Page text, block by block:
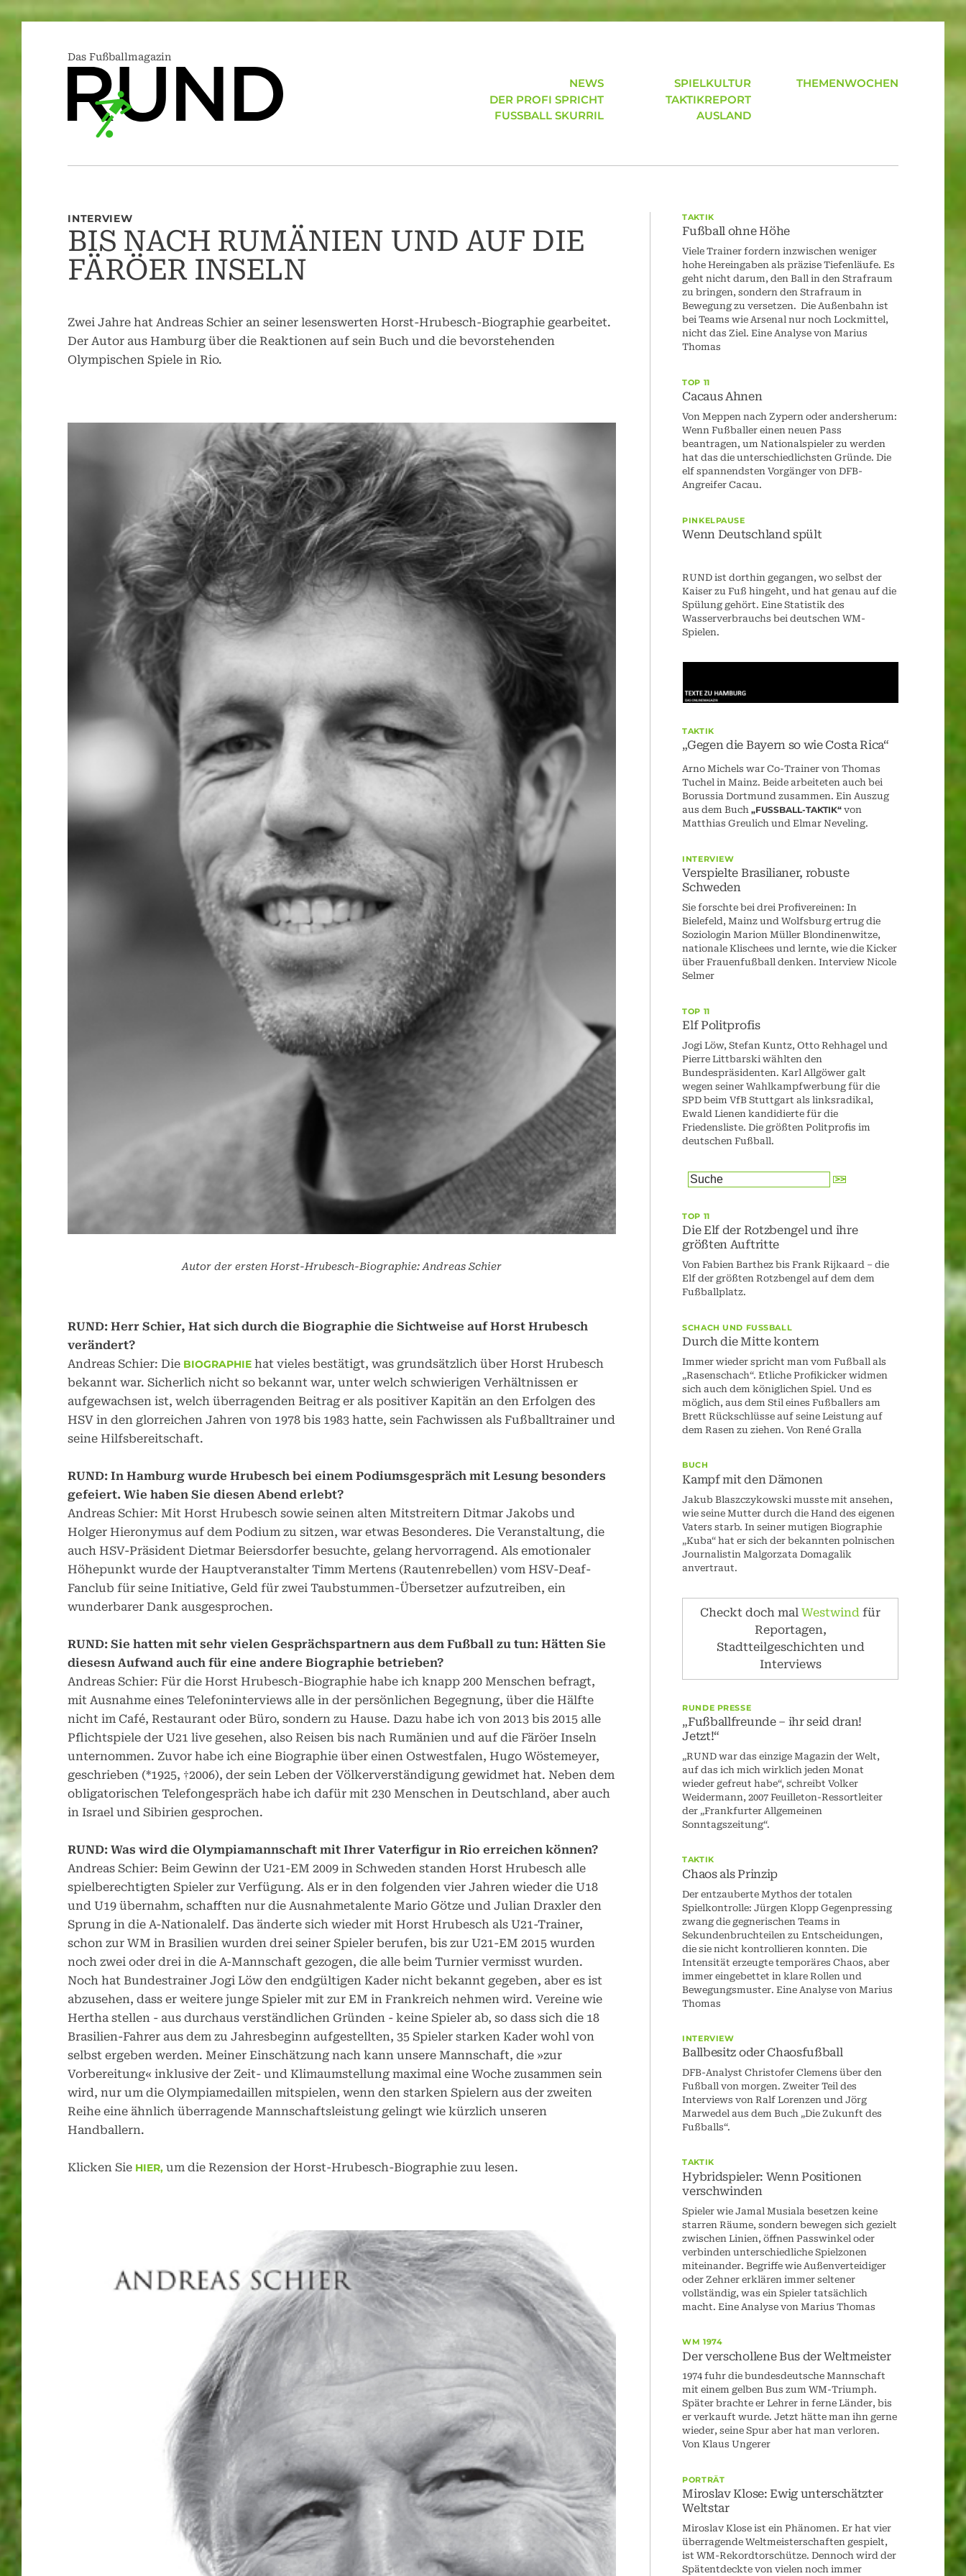
Das Fußballmagazin
NEWS
DER PROFI SPRICHT
FUSSBALL SKURRIL
SPIELKULTUR
TAKTIKREPORT
AUSLAND
THEMENWOCHEN
INTERVIEW
BIS NACH RUMÄNIEN UND AUF DIE
FÄRÖER INSELN
Zwei Jahre hat Andreas Schier an seiner lesenswerten Horst-Hrubesch-Biographie gearbeitet.
Der Autor aus Hamburg über die Reaktionen auf sein Buch und die bevorstehenden
Olympischen Spiele in Rio.
Autor der ersten Horst-Hrubesch-Biographie: Andreas Schier
RUND:Herr Schier, Hat sich durch die Biographie die Sichtweise auf Horst Hrubesch
verändert?
Andreas Schier: Die BIOGRAPHIEhat vieles bestätigt, was grundsätzlich über Horst Hrubesch
bekannt war. Sicherlich nicht so bekannt war, unter welch schwierigen Verhältnissen er
aufgewachsen ist, welch überragenden Beitrag er als positiver Kapitän an den Erfolgen des
HSV in den glorreichen Jahren von 1978 bis 1983 hatte, sein Fachwissen als Fußballtrainer und
seine Hilfsbereitschaft.
RUND:In Hamburg wurde Hrubesch bei einem Podiumsgespräch mit Lesung besonders
gefeiert. Wie haben Sie diesen Abend erlebt?
Andreas Schier: Mit Horst Hrubesch sowie seinen alten Mitstreitern Ditmar Jakobs und
Holger Hieronymus auf dem Podium zu sitzen, war etwas Besonderes. Die Veranstaltung, die
auch HSV-Präsident Dietmar Beiersdorfer besuchte, gelang hervorragend. Als emotionaler
Höhepunkt wurde der Hauptveranstalter Timm Mertens (Rautenrebellen) vom HSV-Deaf-
Fanclub für seine Initiative, Geld für zwei Taubstummen-Übersetzer aufzutreiben, ein
wunderbarer Dank ausgesprochen.
RUND:Sie hatten mit sehr vielen Gesprächspartnern aus dem Fußball zu tun: Hätten Sie
diesesn Aufwand auch für eine andere Biographie betrieben?
Andreas Schier: Für die Horst Hrubesch-Biographie habe ich knapp 200 Menschen befragt,
mit Ausnahme eines Telefoninterviews alle in der persönlichen Begegnung, über die Hälfte
nicht im Café, Restaurant oder Büro, sondern zu Hause. Dazu habe ich von 2013 bis 2015 alle
Pflichtspiele der U21 live gesehen, also Reisen bis nach Rumänien und auf die Färöer Inseln
unternommen. Zuvor habe ich eine Biographie über einen Ostwestfalen, Hugo Wöstemeyer,
geschrieben (*1925, †2006), der sein Leben der Völkerverständigung gewidmet hat. Neben dem
obligatorischen Telefongespräch habe ich dafür mit 230 Menschen in Deutschland, aber auch
in Israel und Sibirien gesprochen.
RUND:Was wird die Olympiamannschaft mit Ihrer Vaterfigur in Rio erreichen können?
Andreas Schier: Beim Gewinn der U21-EM 2009 in Schweden standen Horst Hrubesch alle
spielberechtigten Spieler zur Verfügung. Als er in den folgenden vier Jahren wieder die U18
und U19 übernahm, schafften nur die Ausnahmetalente Mario Götze und Julian Draxler den
Sprung in die A-Nationalelf. Das änderte sich wieder mit Horst Hrubesch als U21-Trainer,
schon zur WM in Brasilien wurden drei seiner Spieler berufen, bis zur U21-EM 2015 wurden
noch zwei oder drei in die A-Mannschaft gezogen, die alle beim Turnier vermisst wurden.
Noch hat Bundestrainer Jogi Löw den endgültigen Kader nicht bekannt gegeben, aber es ist
abzusehen, dass er weitere junge Spieler mit zur EM in Frankreich nehmen wird. Vereine wie
Hertha stellen - aus durchaus verständlichen Gründen - keine Spieler ab, so dass sich die 18
Brasilien-Fahrer aus dem zu Jahresbeginn aufgestellten, 35 Spieler starken Kader wohl von
selbst ergeben werden. Meiner Einschätzung nach kann unsere Mannschaft, die »zur
Vorbereitung« inklusive der Zeit- und Klimaumstellung maximal eine Woche zusammen sein
wird, nur um die Olympiamedaillen mitspielen, wenn den starken Spielern aus der zweiten
Reihe eine ähnlich überragende Mannschaftsleistung gelingt wie kürzlich unseren
Handballern.
Klicken Sie HIER, um die Rezension der Horst-Hrubesch-Biographie zuu lesen.
TAKTIK
Fußball ohne Höhe
Viele Trainer fordern inzwischen weniger
hohe Hereingaben als präzise Tiefenläufe. Es
geht nicht darum, den Ball in den Strafraum
zu bringen, sondern den Strafraum in
Bewegung zu versetzen. Die Außenbahn ist
bei Teams wie Arsenal nur noch Lockmittel,
nicht das Ziel. Eine Analyse von Marius
Thomas
TOP 11
Cacaus Ahnen
Von Meppen nach Zypern oder andersherum:
Wenn Fußballer einen neuen Pass
beantragen, um Nationalspieler zu werden
hat das die unterschiedlichsten Gründe. Die
elf spannendsten Vorgänger von DFB-
Angreifer Cacau.
PINKELPAUSE
Wenn Deutschland spült
RUND ist dorthin gegangen, wo selbst der
Kaiser zu Fuß hingeht, und hat genau auf die
Spülung gehört. Eine Statistik des
Wasserverbrauchs bei deutschen WM-
Spielen.
TAKTIK
„Gegen die Bayern so wie Costa Rica“
Arno Michels war Co-Trainer von Thomas
Tuchel in Mainz. Beide arbeiteten auch bei
Borussia Dortmund zusammen. Ein Auszug
aus dem Buch„FUSSBALL-TAKTIK“ von
Matthias Greulich und Elmar Neveling.
INTERVIEW
Verspielte Brasilianer, robuste
Schweden
Sie forschte bei drei Profivereinen: In
Bielefeld, Mainz und Wolfsburg ertrug die
Soziologin Marion Müller Blondinenwitze,
nationale Klischees und lernte, wie die Kicker
über Frauenfußball denken. Interview Nicole
Selmer
TOP 11
Elf Politprofis
Jogi Löw, Stefan Kuntz, Otto Rehhagel und
Pierre Littbarski wählten den
Bundespräsidenten. Karl Allgöwer galt
wegen seiner Wahlkampfwerbung für die
SPD beim VfB Stuttgart als linksradikal,
Ewald Lienen kandidierte für die
Friedensliste. Die größten Politprofis im
deutschen Fußball.
TOP 11
Die Elf der Rotzbengel und ihre
größten Auftritte
Von Fabien Barthez bis Frank Rijkaard – die
Elf der größten Rotzbengel auf dem dem
Fußballplatz.
SCHACH UND FUSSBALL
Durch die Mitte kontern
Immer wieder spricht man vom Fußball als
„Rasenschach“. Etliche Profikicker widmen
sich auch dem königlichen Spiel. Und es
möglich, aus dem Stil eines Fußballers am
Brett Rückschlüsse auf seine Leistung auf
dem Rasen zu ziehen. Von René Gralla
BUCH
Kampf mit den Dämonen
Jakub Blaszczykowski musste mit ansehen,
wie seine Mutter durch die Hand des eigenen
Vaters starb. In seiner mutigen Biographie
„Kuba“ hat er sich der bekannten polnischen
Journalistin Malgorzata Domagalik
anvertraut.
Checkt doch malWestwind für
Reportagen,
Stadtteilgeschichten und
Interviews
RUNDE PRESSE
„Fußballfreunde – ihr seid dran!
Jetzt!“
„RUND war das einzige Magazin der Welt,
auf das ich mich wirklich jeden Monat
wieder gefreut habe“, schreibt Volker
Weidermann, 2007 Feuilleton-Ressortleiter
der „Frankfurter Allgemeinen
Sonntagszeitung“.
TAKTIK
Chaos als Prinzip
Der entzauberte Mythos der totalen
Spielkontrolle: Jürgen Klopp Gegenpressing
zwang die gegnerischen Teams in
Sekundenbruchteilen zu Entscheidungen,
die sie nicht kontrollieren konnten. Die
Intensität erzeugte temporäres Chaos, aber
immer eingebettet in klare Rollen und
Bewegungsmuster. Eine Analyse von Marius
Thomas
INTERVIEW
Ballbesitz oder Chaosfußball
DFB-Analyst Christofer Clemens über den
Fußball von morgen. Zweiter Teil des
Interviews von Ralf Lorenzen und Jörg
Marwedel aus dem Buch „Die Zukunft des
Fußballs“.
TAKTIK
Hybridspieler: Wenn Positionen
verschwinden
Spieler wie Jamal Musiala besetzen keine
starren Räume, sondern bewegen sich gezielt
zwischen Linien, öffnen Passwinkel oder
verbinden unterschiedliche Spielzonen
miteinander. Begriffe wie Außenverteidiger
oder Zehner erklären immer seltener
vollständig, was ein Spieler tatsächlich
macht. Eine Analyse von Marius Thomas
WM 1974
Der verschollene Bus der Weltmeister
1974 fuhr die bundesdeutsche Mannschaft
mit einem gelben Bus zum WM-Triumph.
Später brachte er Lehrer in ferne Länder, bis
er verkauft wurde. Jetzt hätte man ihn gerne
wieder, seine Spur aber hat man verloren.
Von Klaus Ungerer
PORTRÄT
Miroslav Klose: Ewig unterschätzter
Weltstar
Miroslav Klose ist ein Phänomen. Er hat vier
überragende Weltmeisterschaften gespielt,
ist WM-Rekordtorschütze. Dennoch wird der
Spätentdeckte von vielen noch immer